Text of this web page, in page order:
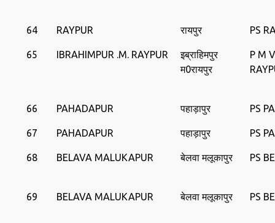
64 RAYPUR रायपुर PS
65 IBRAHIMPUR .M. RAYPUR
इब्राहिमपुर
म0रायपुर
P M
66 PAHADAPUR पहाड़ापुर PS
67 PAHADAPUR पहाड़ापुर PS
68 BELAVA MALUKAPUR बेलवा मलूकापुर PS
69 BELAVA MALUKAPUR बेलवा मलूकापुर PS